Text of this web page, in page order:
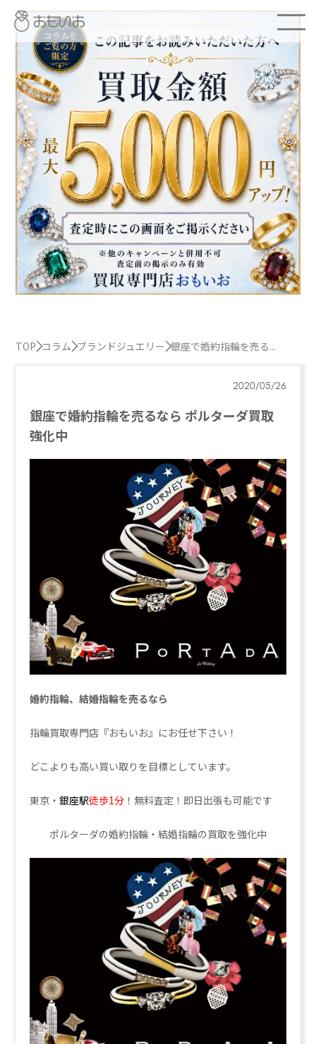
TOP コラム ブランドジュエリー 銀座で婚約指輪を売る...
2020/05/26
銀座で婚約指輪を売るなら ポルターダ買取
強化中
婚約指輪、結婚指輪を売るなら
指輪買取専門店『おもいお』にお任せ下さい！
どこよりも高い買い取りを目標としています。
東京・銀座駅徒歩1分 ！無料査定！即日出張も可能です
ポルターダの婚約指輪・結婚指輪の買取を強化中